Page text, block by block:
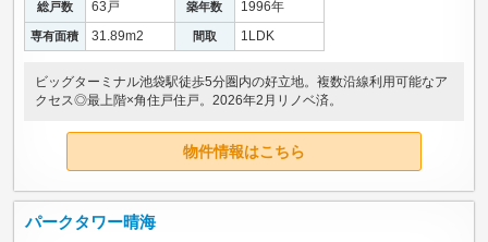
総戸数 63戸 築年数 1996年
専有面積 31.89m2 間取 1LDK
ビッグターミナル池袋駅徒歩5分圏内の好立地。複数沿線利用可能なア
クセス◎最上階×角住戸住戸。2026年2月リノベ済。
物件情報はこちら
パークタワー晴海